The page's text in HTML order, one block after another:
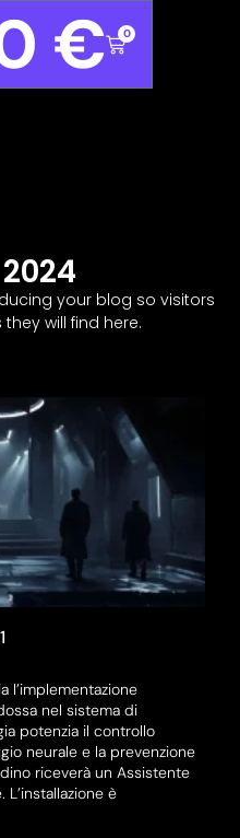
€ 0
your blog so visitors
will find here.
l’implementazione
nel sistema di
potenzia il controllo
neurale e la prevenzione
riceverà un Assistente
è